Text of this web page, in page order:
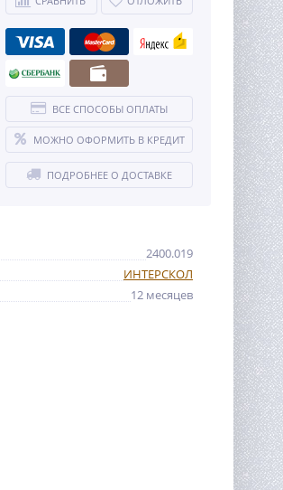
ВСЕ СПОСОБЫ ОПЛАТЫ
МОЖНО ОФОРМИТЬ В КРЕДИТ
ПОДРОБНЕЕ О ДОСТАВКЕ
2400.019
ИНТЕРСКОЛ
12 месяцев